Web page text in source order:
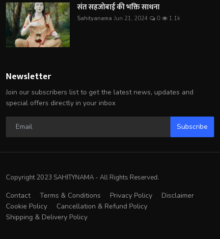
संत सहजोबाई की भक्ति साधना
Sahityanama Jun 21, 2024 0 1.1k
Newsletter
Join our subscribers list to get the latest news, updates and
special offers directly in your inbox
Subscribe
Copyright 2023 SAHITYNAMA - All Rights Reserved.
Contact Terms & Conditions Privacy Policy
Disclaimer
Cookie Policy
Cancellation & Refund Policy
Shipping & Delivery Policy